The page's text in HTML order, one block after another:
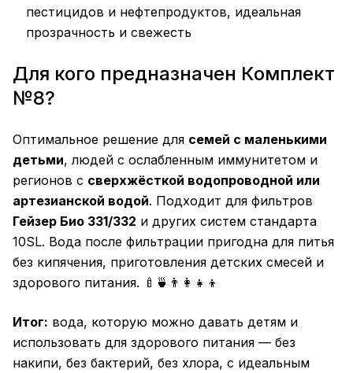
пестицидов и нефтепродуктов, идеальная
прозрачность и свежесть
Для кого предназначен Комплект
№8?
Оптимальное решение для семей с маленькими
детьми, людей с ослабленным иммунитетом и
регионов с сверхжёсткой водопроводной или
артезианской водой. Подходит для фильтров
Гейзер Био 331/332 и других систем стандарта
10SL. Вода после фильтрации пригодна для питья
без кипячения, приготовления детских смесей и
здорового питания. 🍼🍵👨‍👩‍👧‍👦
Итог: вода, которую можно давать детям и
использовать для здорового питания — без
накипи, без бактерий, без хлора, с идеальным